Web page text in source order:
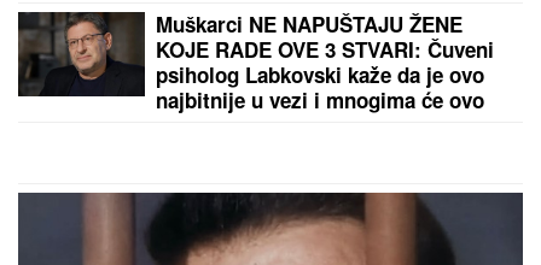
Muškarci NE NAPUŠTAJU ŽENE
KOJE RADE OVE 3 STVARI: Čuveni
psiholog Labkovski kaže da je ovo
najbitnije u vezi i mnogima će ovo